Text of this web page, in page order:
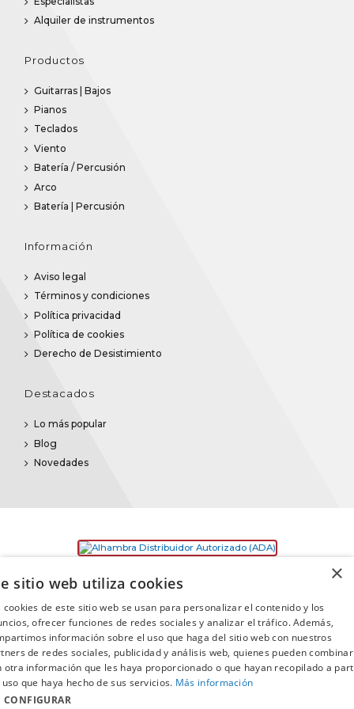
Alquiler de instrumentos
Productos
Guitarras | Bajos
Pianos
Teclados
Viento
Batería / Percusión
Arco
Batería | Percusión
Información
Aviso legal
Términos y condiciones
Política privacidad
Política de cookies
Derecho de Desistimiento
Destacados
Lo más popular
Blog
Novedades
©2025 Promusica· Todos los derechos reservados
×
sitio web utiliza cookies
cookies de este sitio web se usan para personalizar el contenido y los
ofrecer funciones de redes sociales y analizar el tráfico. Además,
información sobre el uso que haga del sitio web con nuestros
de redes sociales, publicidad y análisis web, quienes pueden
otra información que les haya proporcionado o que hayan recopilado a
que haya hecho de sus servicios. Más información
CONFIGURAR